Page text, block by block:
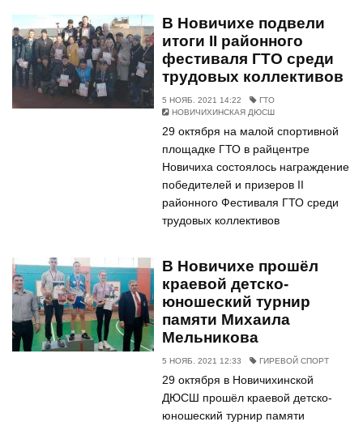
В Новичихе подвели
итоги II районного
фестиваля ГТО среди
трудовых коллективов
5 НОЯБ. 2021 14:22
ГТО
НОВИЧИХИНСКАЯ ДЮСШ
29 октября на малой спортивной
площадке ГТО в райцентре
Новичиха состоялось награждение
победителей и призеров II
районного Фестиваля ГТО среди
трудовых коллективов
В Новичихе прошёл
краевой детско-
юношеский турнир
памяти Михаила
Мельникова
5 НОЯБ. 2021 12:33 ГИРЕВОЙ СПОРТ
29 октября в Новичихинской
ДЮСШ прошёл краевой детско-
юношеский турнир памяти